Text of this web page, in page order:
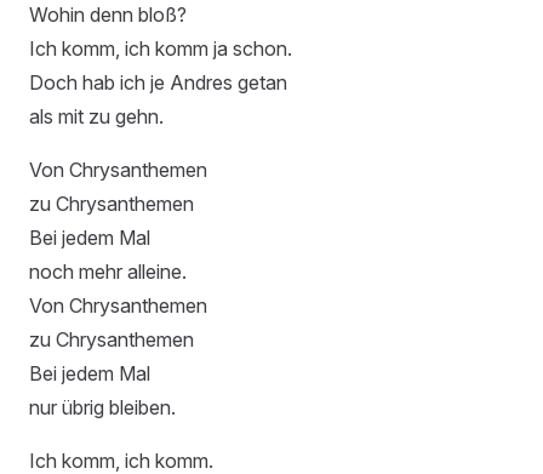
Wohin denn bloß?
Ich komm, ich komm ja schon.
Doch hab ich je Andres getan
als mit zu gehn.
Von Chrysanthemen
zu Chrysanthemen
Bei jedem Mal
noch mehr alleine.
Von Chrysanthemen
zu Chrysanthemen
Bei jedem Mal
nur übrig bleiben.
Ich komm, ich komm.